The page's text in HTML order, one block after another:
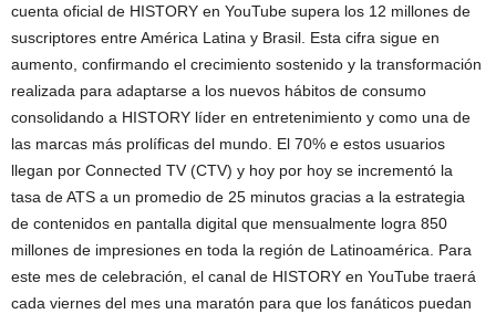
cuenta oficial de HISTORY en YouTube supera los 12 millones de
suscriptores entre América Latina y Brasil. Esta cifra sigue en
aumento, confirmando el crecimiento sostenido y la transformación
realizada para adaptarse a los nuevos hábitos de consumo
consolidando a HISTORY líder en entretenimiento y como una de
las marcas más prolíficas del mundo. El 70% e estos usuarios
llegan por Connected TV (CTV) y hoy por hoy se incrementó la
tasa de ATS a un promedio de 25 minutos gracias a la estrategia
de contenidos en pantalla digital que mensualmente logra 850
millones de impresiones en toda la región de Latinoamérica. Para
este mes de celebración, el canal de HISTORY en YouTube traerá
cada viernes del mes una maratón para que los fanáticos puedan